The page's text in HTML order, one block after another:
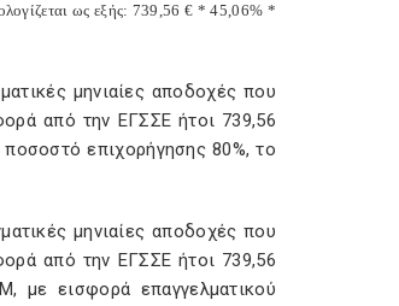
ως εξής: 739,56 € * 45,06% *
μηνιαίες αποδοχές που
από την ΕΓΣΣΕ ήτοι 739,56
επιχορήγησης 80%, το
μηνιαίες αποδοχές που
από την ΕΓΣΣΕ ήτοι 739,56
με εισφορά επαγγελματικού